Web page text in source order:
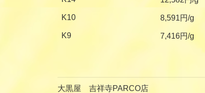
K10 8,591円/g
K9 7,416円/g
大黒屋 吉祥寺PARCO店